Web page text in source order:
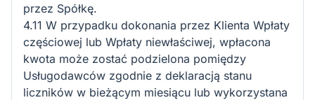
przez Spółkę.
4.11 W przypadku dokonania przez Klienta Wpłaty
częściowej lub Wpłaty niewłaściwej, wpłacona
kwota może zostać podzielona pomiędzy
Usługodawców zgodnie z deklaracją stanu
liczników w bieżącym miesiącu lub wykorzystana